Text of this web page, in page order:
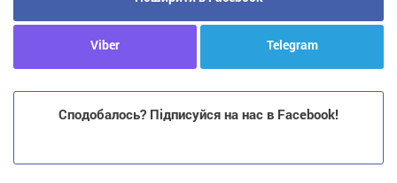
Viber Telegram
Сподобалось? Підписуйся на нас в Facebook!